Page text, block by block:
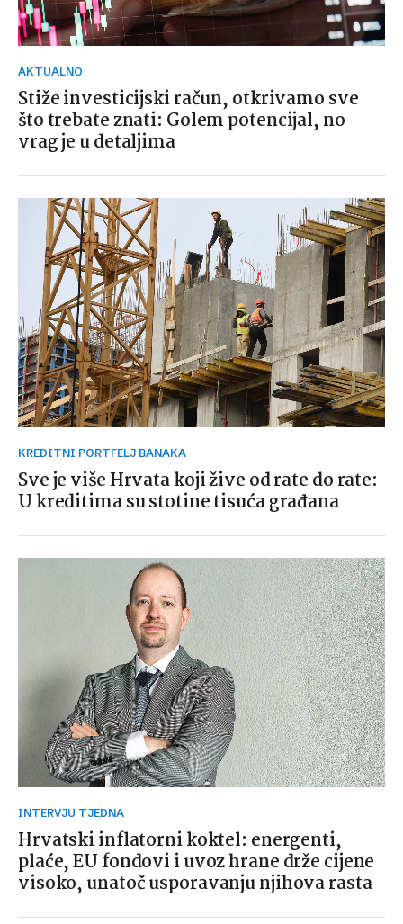
AKTUALNO
Stiže investicijski račun, otkrivamo sve
što trebate znati: Golem potencijal, no
vrag je u detaljima
KREDITNI PORTFELJ BANAKA
Sve je više Hrvata koji žive od rate do rate:
U kreditima su stotine tisuća građana
INTERVJU TJEDNA
Hrvatski inflatorni koktel: energenti,
plaće, EU fondovi i uvoz hrane drže cijene
visoko, unatoč usporavanju njihova rasta